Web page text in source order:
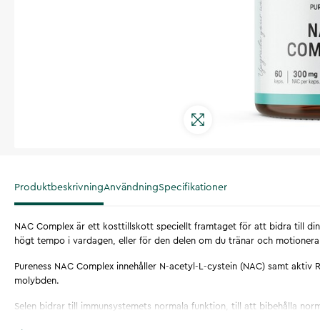
ProduktbeskrivningAnvändningSpecifikationer
NAC Complex är ett kosttillskott speciellt framtaget för att bidra till
högt tempo i vardagen, eller för den delen om du tränar och
Pureness NAC Complex innehåller N-acetyl-L-cystein (NAC) samt aktiv
molybden.
Selen bidrar till immunsystemets normala funktion, till att bibehålla